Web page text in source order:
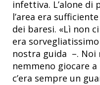
infettiva. L’alone di
l’area era
dei baresi. «Lì non
era
nostra guida –. Noi
nemmeno giocare
c’era sempre un